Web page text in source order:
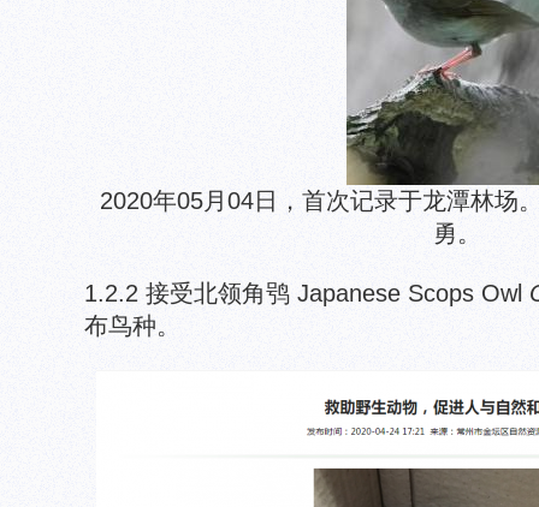
2020年05月04日，首次记录于龙潭林场
勇。
1.2.2 接受北领角鸮 Japanese Scops Owl
布鸟种。